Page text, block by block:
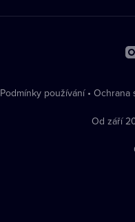
Podmínky používání • Ochrana
Od září